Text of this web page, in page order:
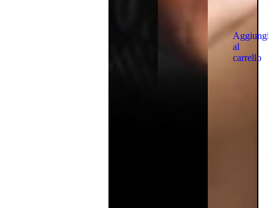
Aggiungi
al
carrello